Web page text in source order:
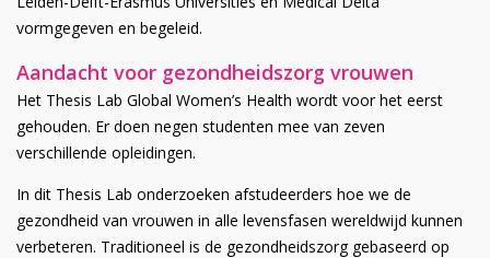
vormgegeven en begeleid.
Aandacht voor gezondheidszorg vrouwen
Het Thesis Lab Global Women’s Health wordt voor het eerst
gehouden. Er doen negen studenten mee van zeven
verschillende opleidingen.
In dit Thesis Lab onderzoeken afstudeerders hoe we de
gezondheid van vrouwen in alle levensfasen wereldwijd kunnen
verbeteren. Traditioneel is de gezondheidszorg gebaseerd op